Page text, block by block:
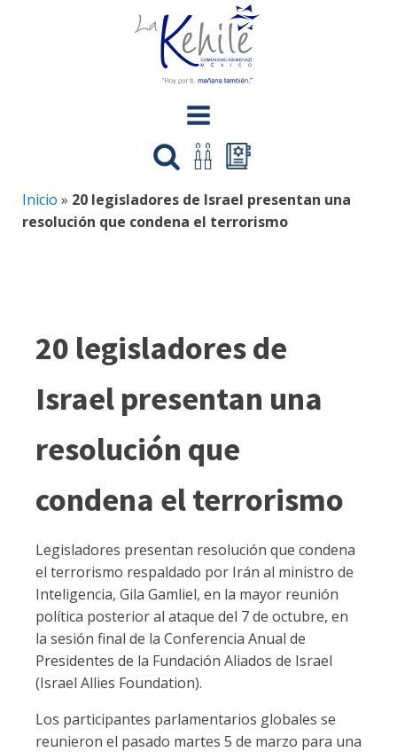
Inicio » 20 legisladores de Israel presentan una
resolución que condena el terrorismo
20 legisladores de
Israel presentan una
resolución que
condena el terrorismo
Legisladores presentan resolución que condena
el terrorismo respaldado por Irán al ministro de
Inteligencia, Gila Gamliel, en la mayor reunión
política posterior al ataque del 7 de octubre, en
la sesión final de la Conferencia Anual de
Presidentes de la Fundación Aliados de Israel
(Israel Allies Foundation).
Los participantes parlamentarios globales se
reunieron el pasado martes 5 de marzo para una